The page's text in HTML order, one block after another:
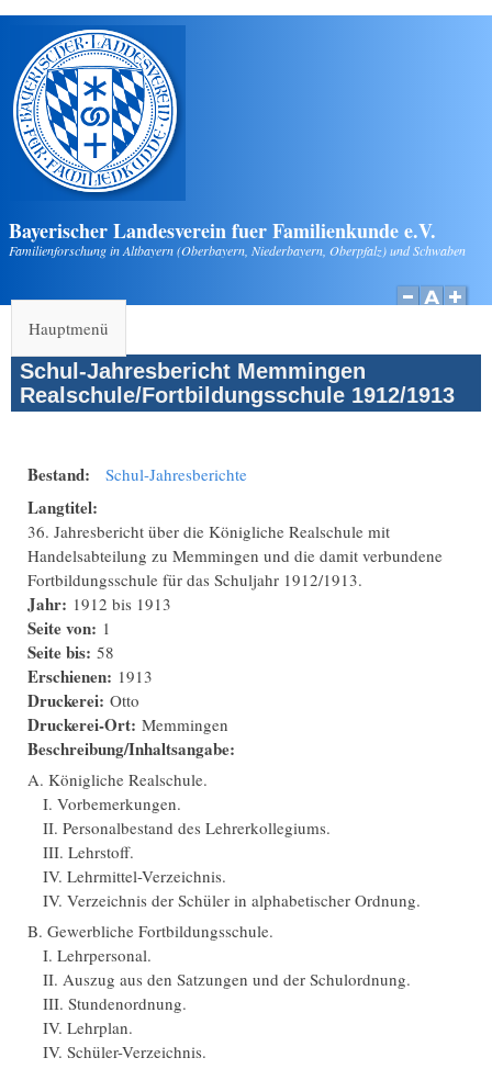
Direkt zum Inhalt
Bayerischer Landesverein fuer Familienkunde e.V.
Familienforschung in Altbayern (Oberbayern, Niederbayern, Oberpfalz) und Schwaben
Hauptmenü
Schul-Jahresbericht Memmingen
Realschule/Fortbildungsschule 1912/1913
Bestand: Schul-Jahresberichte
Langtitel:
36. Jahresbericht über die Königliche Realschule mit
Handelsabteilung zu Memmingen und die damit verbundene
Fortbildungsschule für das Schuljahr 1912/1913.
Jahr: 1912 bis 1913
Seite von: 1
Seite bis: 58
Erschienen: 1913
Druckerei: Otto
Druckerei-Ort: Memmingen
Beschreibung/Inhaltsangabe:
A. Königliche Realschule.
I. Vorbemerkungen.
II. Personalbestand des Lehrerkollegiums.
III. Lehrstoff.
IV. Lehrmittel-Verzeichnis.
IV. Verzeichnis der Schüler in alphabetischer Ordnung.
B. Gewerbliche Fortbildungsschule.
I. Lehrpersonal.
II. Auszug aus den Satzungen und der Schulordnung.
III. Stundenordnung.
IV. Lehrplan.
IV. Schüler-Verzeichnis.